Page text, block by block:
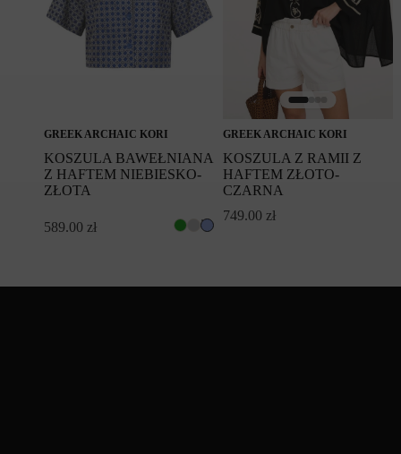
GREEK ARCHAIC KORI
KOSZULA BAWEŁNIANA
Z HAFTEM NIEBIESKO-
ZŁOTA
589.00 zł
GREEK ARCHAIC KORI
KOSZULA Z RAMII Z
HAFTEM ZŁOTO-
CZARNA
749.00 zł